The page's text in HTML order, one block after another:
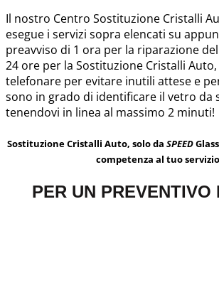
Il nostro Centro Sostituzione Cristalli
esegue i servizi sopra elencati su
preavviso di 1 ora per la riparazione
24 ore per la Sostituzione Cristalli
telefonare per evitare inutili attese e
sono in grado di identificare il vetro da
tenendovi in linea al massimo 2 minuti!
Sostituzione Cristalli Auto, solo da SPEED
competenza al tuo
PER UN PREVENTIVO